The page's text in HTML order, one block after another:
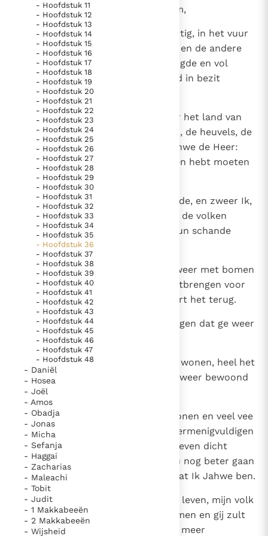
Paus Leo XIV in Pavia: "De stad is zowel een gave als
een taak"
Paus in Pavia: St. Augustinus toont ons de noodzaak om
"naar het innerlijk" toe te keren.
RK Documenten stelt heel veel belangrijke
kerkelijke documenten van de Rooms
Katholieke Kerk in het Nederlands beschikbaar
en is volledig afhankelijk van donaties.
Ik help mee!
- Hoofdstuk 11
- Hoofdstuk 12
- Hoofdstuk 13
- Hoofdstuk 14
- Hoofdstuk 15
- Hoofdstuk 16
- Hoofdstuk 17
- Hoofdstuk 18
- Hoofdstuk 19
- Hoofdstuk 20
- Hoofdstuk 21
- Hoofdstuk 22
- Hoofdstuk 23
- Hoofdstuk 24
- Hoofdstuk 25
- Hoofdstuk 26
- Hoofdstuk 27
- Hoofdstuk 28
- Hoofdstuk 29
- Hoofdstuk 30
- Hoofdstuk 31
- Hoofdstuk 32
- Hoofdstuk 33
- Hoofdstuk 34
- Hoofdstuk 35
- Hoofdstuk 36
- Hoofdstuk 37
- Hoofdstuk 38
- Hoofdstuk 39
- Hoofdstuk 40
- Hoofdstuk 41
- Hoofdstuk 42
- Hoofdstuk 43
- Hoofdstuk 44
- Hoofdstuk 45
- Hoofdstuk 46
- Hoofdstuk 47
- Hoofdstuk 48
- Daniël
- Hosea
- Joël
- Amos
- Obadja
- Jonas
- Micha
- Sefanja
- Haggai
- Zacharias
- Maleachi
- Tobit
- Judit
- 1 Makkabeeën
- 2 Makkabeeën
- Wijsheid
geworden voor de volken rondom,
dit zegt Jahwe de Heer: Waarachtig, in het vuur
van mijn naijver zal Ik heel Edom en de andere
volken vonnissen. Met grote vreugde en vol
leedvermaak hebben ze mijn land in bezit
genomen en het leeggeplunderd.
Daarom moet ge profeteren over het land van
Israël en zeggen tegen de bergen, de heuvels, de
ravijnen en de dalen: Dit zegt Jahwe de Heer:
Omdat ge de smaad van de volken hebt moeten
verduren,
verklaar Ik in mijn naijver en woede, en zweer Ik,
zegt Jahwe de Heer: Waarachtig, de volken
rondom u zullen op hun beurt hun schande
moeten dragen.
Maar gij, bergen van Israël, zult weer met bomen
begroeid raken en vruchten voortbrengen voor
mijn volk Israël, want weldra keert het terug.
Ik wend Mij weer tot u en zal zorgen dat ge weer
bewerkt en bezaaid wordt.
Er zullen weer veel mensen op u wonen, heel het
volk van Israël; de steden zullen weer bewoond
en de puinen herbouwd worden.
Veel mensen zullen weer op u wonen en veel vee
zal op u weiden; ze zullen zich vermenigvuldigen
en vruchtbaar zijn. Ge zult weer even dicht
bevolkt zijn als vroeger; het zal u nog beter gaan
dan voorheen, opdat ge erkent dat Ik Jahwe ben.
Ik zal maken dat er mensen op u leven, mijn volk
Israël; het zal u weer in bezit nemen en gij zult
zijn erfdeel zijn en zult het nooit meer